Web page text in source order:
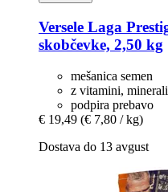
Versele Laga
skobčevke, 2,50 kg
mešanica semen
z vitamini,
podpira prebavo
€ 19,49 (€ 7,80 / kg)
Dostava do 13 avgust